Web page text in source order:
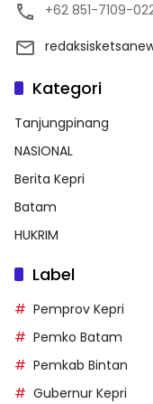
+62 851-7109-
Kategori
Tanjungpinang
NASIONAL
Berita Kepri
Batam
HUKRIM
Label
Pemprov Kepri
Pemko Batam
Pemkab Bintan
Gubernur Kepri